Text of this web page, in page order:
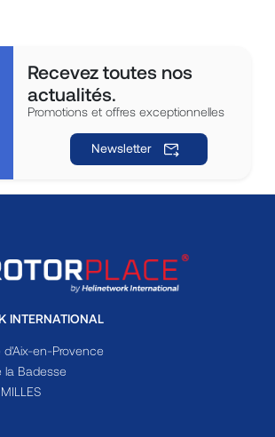
Recevez toutes nos
actualités.
Promotions et offres exceptionnelles
Newsletter
INTERNATIONAL
d'Aix-en-Provence
la Badesse